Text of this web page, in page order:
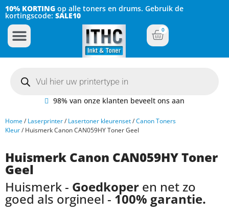
10% KORTING op alle toners en drums. Gebruik de
kortingscode: SALE10
0
98% van onze klanten beveelt ons aan
Home/ Laserprinter/ Lasertoner kleurenset/Canon Toners
Kleur/ Huismerk Canon CAN059HY Toner Geel
Huismerk Canon CAN059HY Toner
Geel
Huismerk - Goedkoper en net zo
goed als orgineel - 100% garantie.